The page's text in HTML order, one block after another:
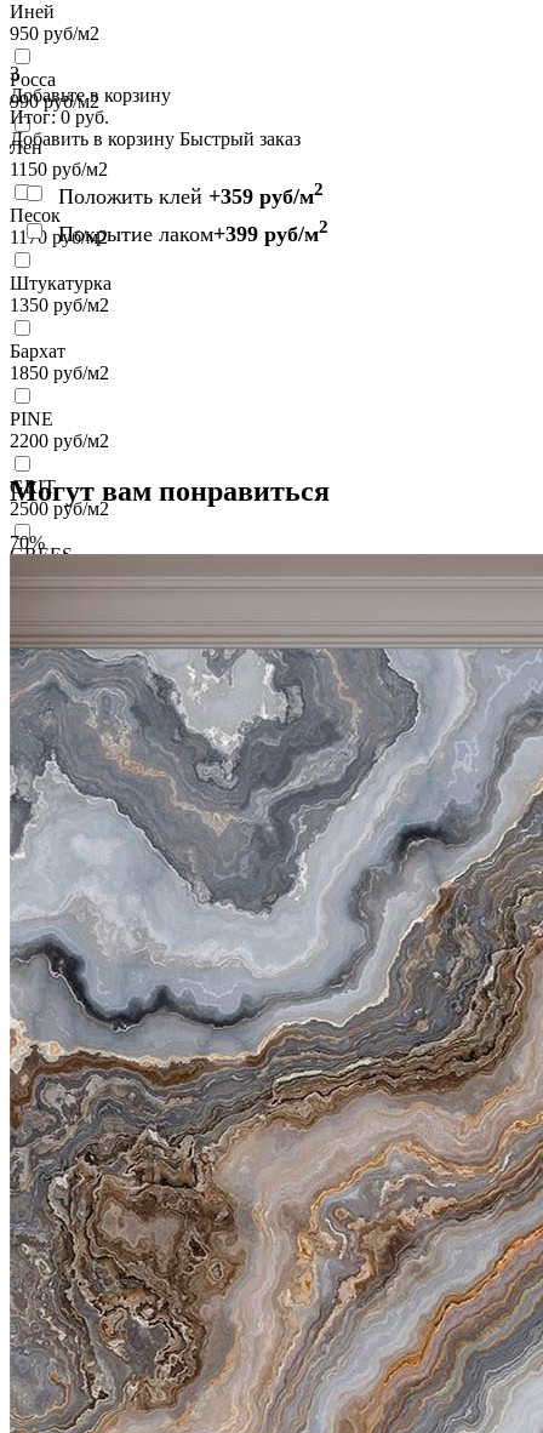
Иней
950 руб/м2
Росса
990руб/м2
Лен
1150 руб/м2
Песок
1170 руб/м2
Штукатурка
1350 руб/м2
Бархат
1850 руб/м2
PINE
2200 руб/м2
GRIT
2500 руб/м2
GREES
2500руб/м2
VELOURS
2700руб/м2
VENTO
3700руб/м2
BRISE
4100 руб/м2
CARRETO
4500
руб/м2
KROSTA
4800руб/м2
STRADO
6500руб/м2
Подробнее о материалах
3
Добавьте в корзину
Итог:0 руб.
Добавить в корзину Быстрый заказ
Положить клей +359 руб/м2
Покрытие лаком+399 руб/м2
Могут вам понравиться
70%